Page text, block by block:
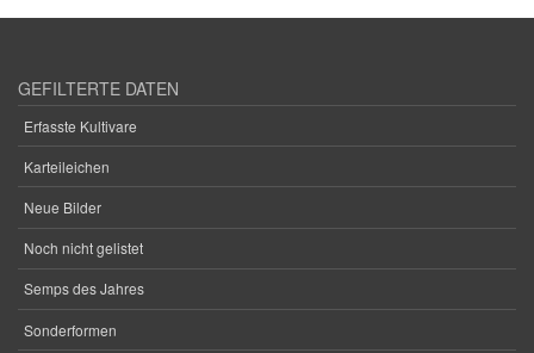
GEFILTERTE DATEN
Erfasste Kultivare
Karteileichen
Neue Bilder
Noch nicht gelistet
Semps des Jahres
Sonderformen